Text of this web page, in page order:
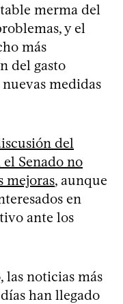
merma del
y el
más
del gasto
medidas
del
Senado no
mejoras, aunque
en
ante los
las noticias más
han llegado